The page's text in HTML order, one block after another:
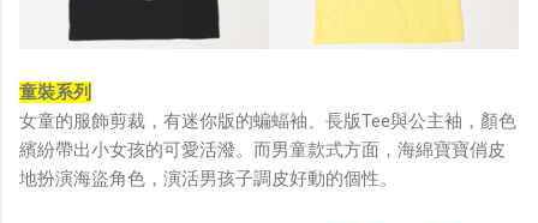
童裝系列
女童的服飾剪裁，有迷你版的蝙蝠袖、長版Tee與公主袖，顏色
繽紛帶出小女孩的可愛活潑。而男童款式方面，海綿寶寶俏皮
地扮演海盜角色，演活男孩子調皮好動的個性。